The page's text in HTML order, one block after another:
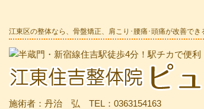
江東区の整体なら、骨盤矯正、肩こり･腰痛･頭痛が改善で
施術者：丹治 弘 TEL：0363154163